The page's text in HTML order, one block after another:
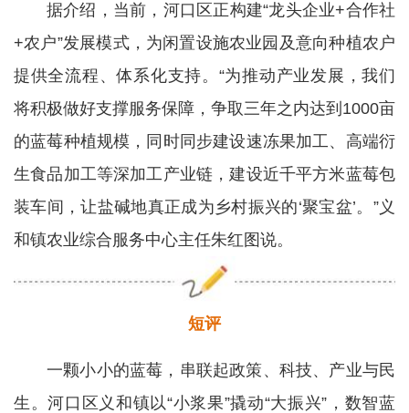
据介绍，当前，河口区正构建“龙头企业+合作社
+农户”发展模式，为闲置设施农业园及意向种植农户
提供全流程、体系化支持。“为推动产业发展，我们
将积极做好支撑服务保障，争取三年之内达到1000亩
的蓝莓种植规模，同时同步建设速冻果加工、高端衍
生食品加工等深加工产业链，建设近千平方米蓝莓包
装车间，让盐碱地真正成为乡村振兴的‘聚宝盆’。”义
和镇农业综合服务中心主任朱红图说。
短评
一颗小小的蓝莓，串联起政策、科技、产业与民
生。河口区义和镇以“小浆果”撬动“大振兴”，数智蓝